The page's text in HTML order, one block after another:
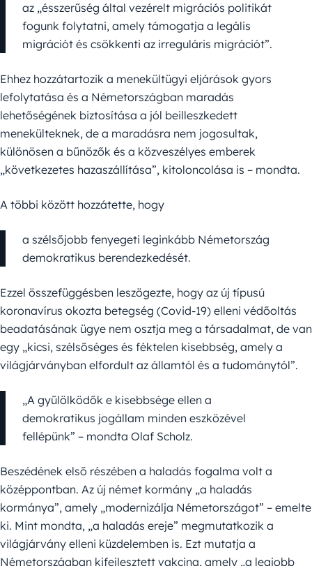
az „ésszerűség által vezérelt migrációs politikát
fogunk folytatni, amely támogatja a legális
migrációt és csökkenti az irreguláris migrációt”.
Ehhez hozzátartozik a menekültügyi eljárások gyors
lefolytatása és a Németországban maradás
lehetőségének biztosítása a jól beilleszkedett
menekülteknek, de a maradásra nem jogosultak,
különösen a bűnözők és a közveszélyes emberek
„következetes hazaszállítása”, kitoloncolása is – mondta.
A többi között hozzátette, hogy
a szélsőjobb fenyegeti leginkább Németország
demokratikus berendezkedését.
Ezzel összefüggésben leszögezte, hogy az új típusú
koronavírus okozta betegség (Covid-19) elleni védőoltás
beadatásának ügye nem osztja meg a társadalmat, de van
egy „kicsi, szélsőséges és féktelen kisebbség, amely a
világjárványban elfordult az államtól és a tudománytól”.
„A gyűlölködők e kisebbsége ellen a
demokratikus jogállam minden eszközével
fellépünk” – mondta Olaf Scholz.
Beszédének első részében a haladás fogalma volt a
középpontban. Az új német kormány „a haladás
kormánya”, amely „modernizálja Németországot” – emelte
ki. Mint mondta, „a haladás ereje” megmutatkozik a
világjárvány elleni küzdelemben is. Ezt mutatja a
Németországban kifejlesztett vakcina, amely „a legjobb